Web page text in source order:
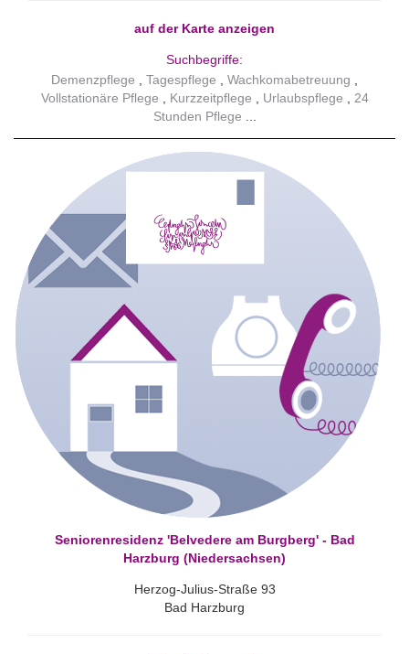
auf der Karte anzeigen
Suchbegriffe:
Demenzpflege
Tagespflege
Wachkomabetreuung
Vollstationäre Pflege
Kurzzeitpflege Urlaubspflege
24
Stunden Pflege
Seniorenresidenz 'Belvedere am Burgberg' - Bad
Harzburg (Niedersachsen)
Herzog-Julius-Straße 93
Bad Harzburg